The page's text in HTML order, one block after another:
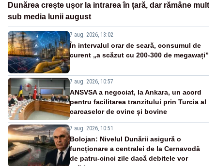
Dunărea crește ușor la intrarea în țară, dar rămâne mult
sub media lunii august
7 aug. 2026, 13:02
În intervalul orar de seară, consumul de
curent „a scăzut cu 200-300 de megawați”
7 aug. 2026, 10:57
ANSVSA a negociat, la Ankara, un acord
pentru facilitarea tranzitului prin Turcia al
carcaselor de ovine și bovine
7 aug. 2026, 10:51
Bolojan: Nivelul Dunării asigură o
funcționare a centralei de la Cernavodă
de patru-cinci zile dacă debitele vor